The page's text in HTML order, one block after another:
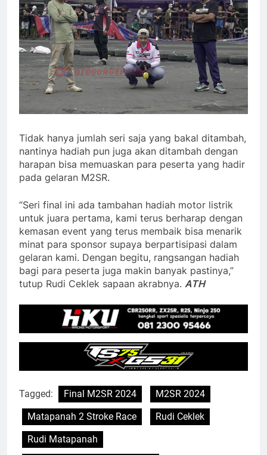
Tidak hanya jumlah seri saja yang bakal ditambah,
nantinya hadiah pun juga akan ditambah dengan
harapan bisa memuaskan para peserta yang hadir
pada gelaran M2SR.
“Seri final ini ada tambahan hadiah motor listrik
untuk juara pertama, kami terus berharap dengan
kemasan event yang terus membaik bisa menarik
minat para sponsor supaya berpartisipasi dalam
gelaran kami. Dengan begitu, rangsangan hadiah
bagi para peserta juga makin banyak pastinya,”
tutup Rudi Ceklek sapaan akrabnya. ATH
Tagged: Final M2SR 2024
M2SR 2024
Matapanah 2 Stroke Race
Rudi Ceklek
Rudi Matapanah